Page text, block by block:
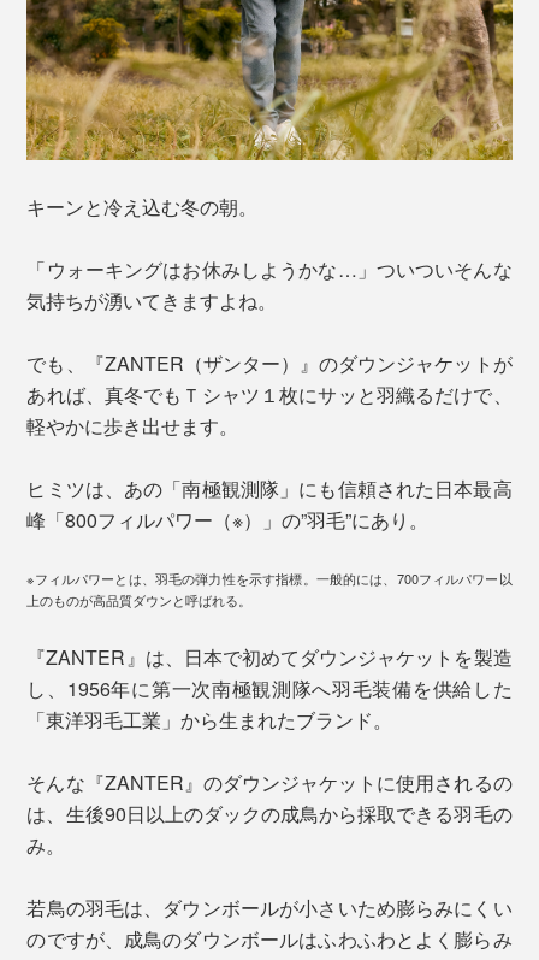
キーンと冷え込む冬の朝。
「ウォーキングはお休みしようかな…」ついついそんな
気持ちが湧いてきますよね。
でも、『ZANTER（ザンター）』のダウンジャケットが
あれば、真冬でもＴシャツ１枚にサッと羽織るだけで、
軽やかに歩き出せます。
ヒミツは、あの「南極観測隊」にも信頼された日本最高
峰「800フィルパワー（※）」の”羽毛”にあり。
※フィルパワーとは、羽毛の弾力性を示す指標。一般的には、700フィルパワー以
上のものが高品質ダウンと呼ばれる。
『ZANTER』は、日本で初めてダウンジャケットを製造
し、1956年に第一次南極観測隊へ羽毛装備を供給した
「東洋羽毛工業」から生まれたブランド。
そんな『ZANTER』のダウンジャケットに使用されるの
は、生後90日以上のダックの成鳥から採取できる羽毛の
み。
若鳥の羽毛は、ダウンボールが小さいため膨らみにくい
のですが、成鳥のダウンボールはふわふわとよく膨らみ